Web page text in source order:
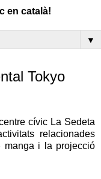
en català!
▼
Tokyo
cívic La Sedeta
relacionades
manga i la projecció